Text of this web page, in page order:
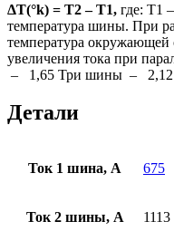
ΔT(°k) = T2 – T1, где: Т1
температура шины. При
температура
увеличения тока при
– 1,65 Три шины – 2,12
Детали
Ток 1 шина, А 675
Ток 2 шины, А 1113